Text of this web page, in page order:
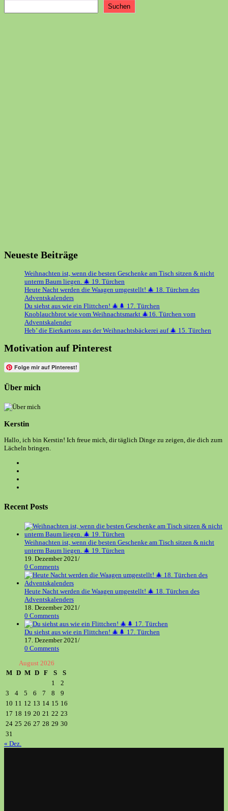
Suchen
Neueste Beiträge
Weihnachten ist, wenn die besten Geschenke am Tisch sitzen & nicht
unterm Baum liegen. 🎄 19. Türchen
Heute Nacht werden die Waagen umgestellt! 🎄 18. Türchen des
Adventskalenders
Du siehst aus wie ein Flittchen! 🎄🌲 17. Türchen
Knoblauchbrot wie vom Weihnachtsmarkt 🎄16. Türchen vom
Adventskalender
Heb’ die Eierkartons aus der Weihnachtsbäckerei auf 🎄 15. Türchen
Motivation auf Pinterest
Folge mir auf Pinterest!
Über mich
Kerstin
Hallo, ich bin Kerstin! Ich freue mich, dir täglich Dinge zu zeigen, die dich zum
Lächeln bringen.
tab
new
tab
a
new
Recent Posts
Weihnachten ist, wenn die besten Geschenke am Tisch sitzen & nicht
unterm Baum liegen. 🎄 19. Türchen
19. Dezember 2021/
0 Comments
Heute Nacht werden die Waagen umgestellt! 🎄 18. Türchen des
Adventskalenders
18. Dezember 2021/
0 Comments
Du siehst aus wie ein Flittchen! 🎄🌲 17. Türchen
17. Dezember 2021/
0 Comments
August 2026
M D M D F S
S
1
2
3
4 5 6 7 8
9
10 11 12 13 14 15 16
17 18 19 20 21 22 23
24 25 26 27 28 29 30
31
« Dez.